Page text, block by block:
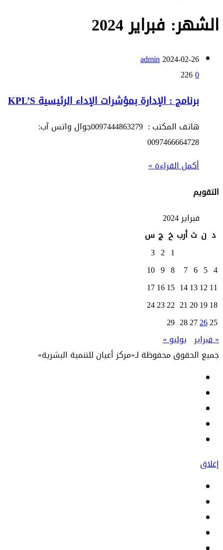
الشهر: فبراير 2024
admin2024-02-26
0
برنامج : الإدارة بمؤشرات الإداء الرئيسية KPL’S
هاتف المكتب : 0097444863279جوال واتس آب:
0097466664728
أكمل القراءة »
التقويم
فبراير 2024
د ن ث أرب خ ج س
1
2
3
4
5
6
7
8
9
10
11
12
13
14
15
16
17
18
19
20
21
22
23
24
25
26
27
28
29
« فبراير يوليو »
جميع الحقوق محفوظة لـ«مركز أعيان للتنمية البشرية»
إغلاق